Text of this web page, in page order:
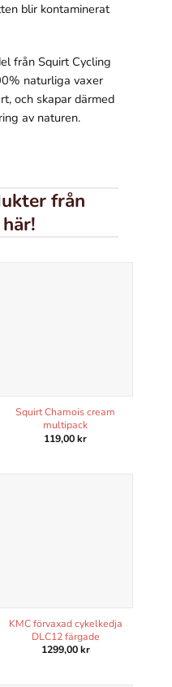
blir kontaminerat
från Squirt Cycling
naturliga vaxer
och skapar därmed
av naturen.
från
Squirt Chamois cream
multipack
119,00kr
KMC förvaxad cykelkedja
DLC12 färgade
1299,00kr